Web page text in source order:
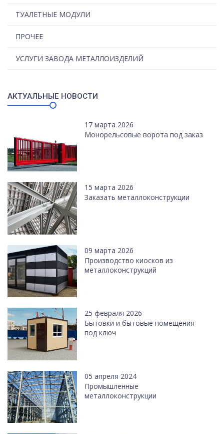
ТУАЛЕТНЫЕ МОДУЛИ
ПРОЧЕЕ
УСЛУГИ ЗАВОДА МЕТАЛЛОИЗДЕЛИЙ
АКТУАЛЬНЫЕ НОВОСТИ
17 марта 2026
Монорельсовые ворота под заказ
15 марта 2026
Заказать металлоконструкции
09 марта 2026
Производство киосков из
металлоконструкций
25 февраля 2026
Бытовки и бытовые помещения
под ключ
05 апреля 2024
Промышленные
металлоконструкции